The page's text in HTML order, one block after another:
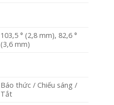
103,5 ° (2,8 mm), 82,6 °
(3,6 mm)
Báo thức / Chiếu sáng /
Tắt